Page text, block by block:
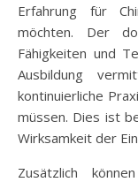
Erfahrung für
möchten. Der
Fähigkeiten und
Ausbildung
kontinuierliche
müssen. Dies ist
Wirksamkeit der
Zusätzlich